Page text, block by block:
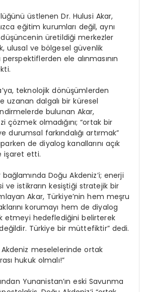
üstlenen Dr. Hulusi Akar,
eğitim kurumları değil, aynı
üretildiği merkezler
ulusal ve bölgesel güvenlik
ele alınmasının
teknolojik dönüşümlerden
uzanan dalgalı bir küresel
bulunan Akar,
çözmek olmadığını; “ortak bir
durumsal farkındalığı artırmak”
de diyalog kanallarını açık
işaret etti.
Doğu Akdeniz’i; enerji
ve istikrarın kesiştiği stratejik bir
Akar, Türkiye’nin hem meşru
korumayı hem de diyalog
etmeyi hedeflediğini belirterek
Türkiye bir müttefiktir” dedi.
Akdeniz meselelerinde ortak
hukuk olmalı!”
Yunanistan’ın eski Savunma